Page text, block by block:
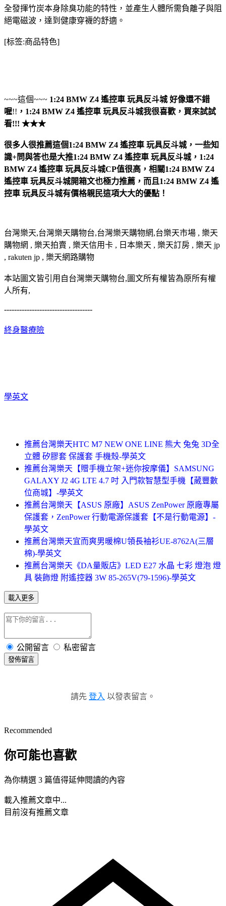
全發揮竹炭本身除臭功能的特性，並產生人體所需負離子與阻
絕電磁波，達到健康穿襪的舒適。
[标签:商品特色]
~~~這個~~~ 1:24 BMW Z4 遙控車 玩具反斗城好像還不錯
喔!! ， 1:24 BMW Z4 遙控車 玩具反斗城我很喜歡，買來試試
看!!! ★★★
很多人很推薦這個1:24 BMW Z4 遙控車 玩具反斗城，一些知
識+問與答也是大推1:24 BMW Z4 遙控車 玩具反斗城，1:24
BMW Z4 遙控車 玩具反斗城CP值很高，相關1:24 BMW Z4
遙控車 玩具反斗城開箱文也極力推薦，而且1:24 BMW Z4 遙
控車 玩具反斗城有價格親民這項大大的優點！
台灣樂天,台灣樂天購物台,台灣樂天購物網,台樂天市場 , 樂天
購物網 , 樂天拍賣 , 樂天信用卡 , 日本樂天 , 樂天訂房 , 樂天 jp
, rakuten jp , 樂天網路購物
本站圖文皆引用自台灣樂天購物台,圖文所有權皆為原所有權
人所有,
-----------------------------------
終身醫療險
學英文
推薦台灣樂天HTC M7 NEW ONE LINE 熊大 兔兔 3D全
立體 矽膠套 保護套 手機殼-學英文
推薦台灣樂天【贈手機立架+迷你按摩儀】SAMSUNG
GALAXY J2 4G LTE 4.7 吋 入門款智慧型手機【葳豐數
位商城】-學英文
推薦台灣樂天【ASUS 原廠】ASUS ZenPower 原廠專屬
保護套，ZenPower 行動電源保護套【不是行動電源】-
學英文
推薦台灣樂天宜而爽男暖棉U領長袖衫UE-8762A(三層
棉)-學英文
推薦台灣樂天《DA量販店》LED E27 水晶 七彩 燈泡 燈
具 裝飾燈 附遙控器 3W 85-265V(79-1596)-學英文
載入更多
公開留言 私密留言
發佈留言
請先 登入 以發表留言。
Recommended
你可能也喜歡
為你精選 3 篇值得延伸閱讀的內容
載入推薦文章中...
目前沒有推薦文章